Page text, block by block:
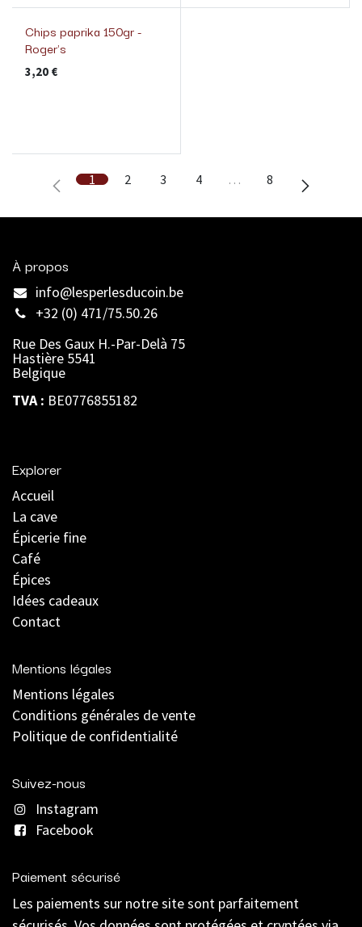
Chips paprika 150gr -
Roger's
3,20 €
1 2 3 4 … 8
À propos
info@lesperlesducoin.be​
+32 (0) 471/75.50.26
Rue Des Gaux H.-Par-Delà 75
Hastière 5541
Belgique
TVA : BE0776855182
Explorer
Accueil
La cave
Épicerie fine
Café
Épices
Idées cadeaux
Contact
Mentions légales
Mentions légales
Conditions générales de vente
Politique de confidentialité
Suivez-nous
Instagram
Facebook
Paiement sécurisé
Les paiements sur notre site sont parfaitement